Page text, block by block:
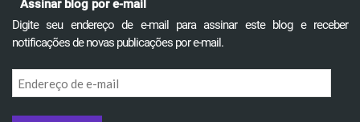
Assinar blog por e-mail
Digite seu endereço de e-mail para assinar este blog e receber
notificações de novas publicações por e-mail.
Endereço
de
e-